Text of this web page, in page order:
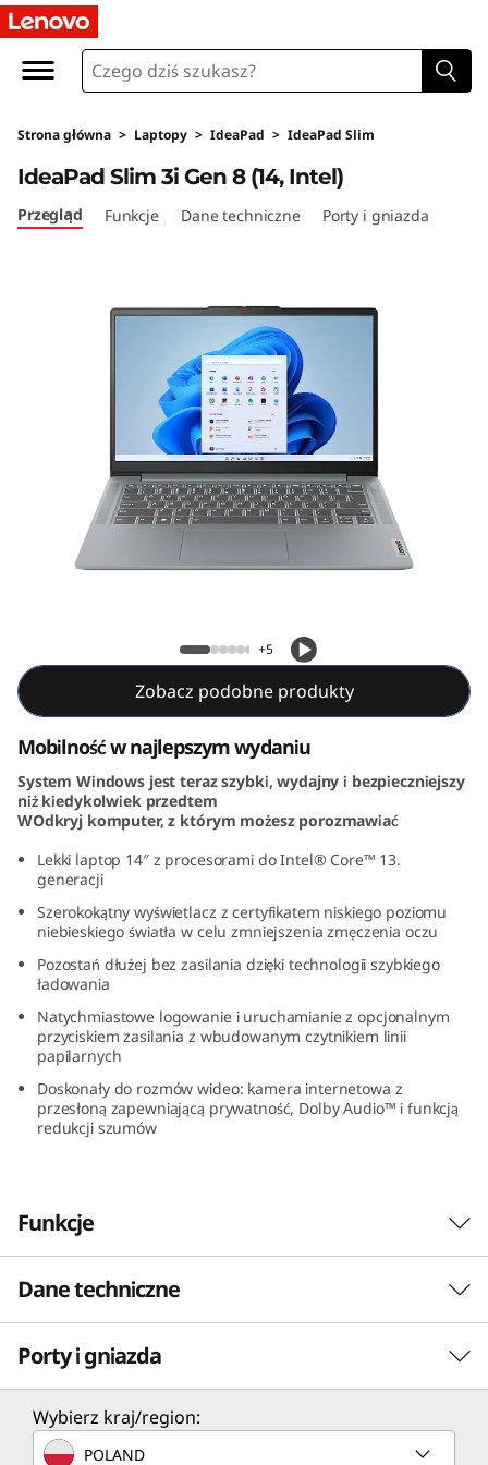
I
e
a
P
e
8
1
4
Strona główna > Laptopy > IdeaPad > IdeaPad Slim
IdeaPad Slim 3i Gen 8 (14, Intel)
IdeaPad Slim 3i Gen 8 (14, Intel)
Przegląd Funkcje Dane techniczne Porty i gniazda
+5
Zobacz podobne produkty
Mobilność w najlepszym wydaniu
System Windows jest teraz szybki, wydajny i bezpieczniejszy
niż kiedykolwiek przedtem
WOdkryj komputer, z którym możesz porozmawiać
Lekki laptop 14″ z procesorami do Intel® Core™ 13.
generacji
Szerokokątny wyświetlacz z certyfikatem niskiego poziomu
niebieskiego światła w celu zmniejszenia zmęczenia oczu
Pozostań dłużej bez zasilania dzięki technologii szybkiego
ładowania
Natychmiastowe logowanie i uruchamianie z opcjonalnym
przyciskiem zasilania z wbudowanym czytnikiem linii
papilarnych
Doskonały do rozmów wideo: kamera internetowa z
przesłoną zapewniającą prywatność, Dolby Audio™ i funkcją
redukcji szumów
Funkcje
Błyskawiczne czasy reakcji
Laptop IdeaPad Slim 3i Gen 8 został
zaprojektowany z myślą o wojskowej
wytrzymałości i idealnie nadaje się do pracy,
nauki lub rozrywki w podróży. To 14-calowe,
lekkie urządzenie, wyposażone w procesory do
Dane techniczne
PERFORMANCE
Procesor
Do Intel® Core™ i7-1355U 13. generacji
Porty i gniazda
Wybierz kraj/region:
POLAND